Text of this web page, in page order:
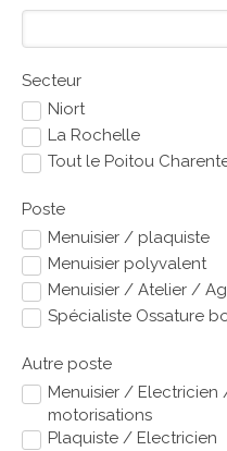
Secteur
Niort
La Rochelle
Tout le Poitou
Poste
Menuisier / plaquiste
Menuisier polyvalent
Menuisier / Atelier /
Spécialiste Ossature
Autre poste
Menuisier / Electricien
motorisations
Plaquiste / Electricien